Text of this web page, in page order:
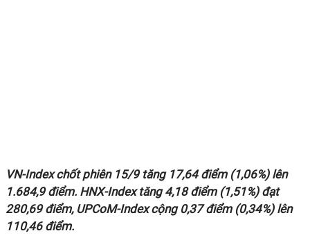
VN-Index chốt phiên 15/9 tăng 17,64 điểm (1,06%) lên
1.684,9 điểm. HNX-Index tăng 4,18 điểm (1,51%) đạt
280,69 điểm, UPCoM-Index cộng 0,37 điểm (0,34%) lên
110,46 điểm.